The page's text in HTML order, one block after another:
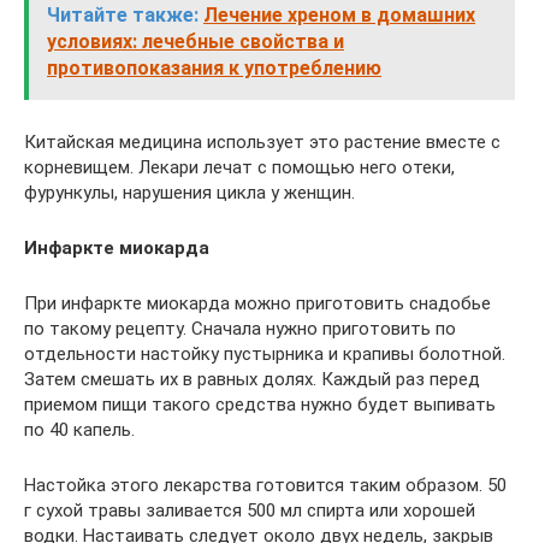
Читайте также: Лечение хреном в домашних
условиях: лечебные свойства и
противопоказания к употреблению
Китайская медицина использует это растение вместе с
корневищем. Лекари лечат с помощью него отеки,
фурункулы, нарушения цикла у женщин.
Инфаркте миокарда
При инфаркте миокарда можно приготовить снадобье
по такому рецепту. Сначала нужно приготовить по
отдельности настойку пустырника и крапивы болотной.
Затем смешать их в равных долях. Каждый раз перед
приемом пищи такого средства нужно будет выпивать
по 40 капель.
Настойка этого лекарства готовится таким образом. 50
г сухой травы заливается 500 мл спирта или хорошей
водки. Настаивать следует около двух недель, закрыв